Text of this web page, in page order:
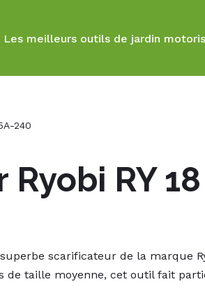
Les meilleurs outils de jardin
240
RY
scarificateur de la marque
taille moyenne, cet outil fait